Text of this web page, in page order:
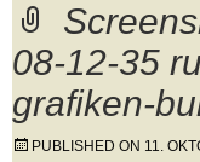
08-12-35
grafiken-
PUBLISHED ON 11.